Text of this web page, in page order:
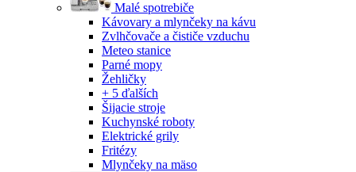
Malé spotrebiče
Kávovary a mlynčeky na kávu
Zvlhčovače a čističe vzduchu
Meteo stanice
Parné mopy
Žehličky
+ 5 ďalších
Šijacie stroje
Kuchynské roboty
Elektrické grily
Fritézy
Mlynčeky na mäso